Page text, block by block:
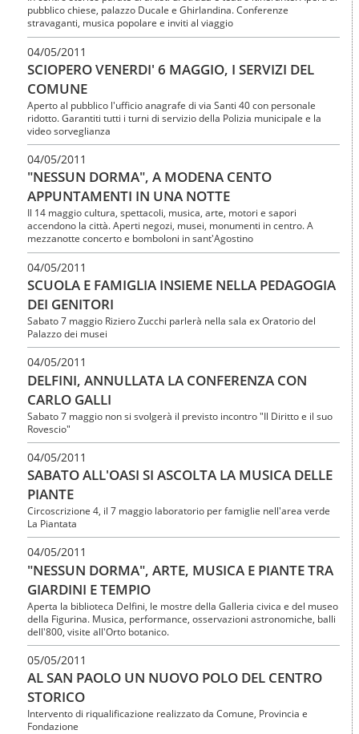
pubblico chiese, palazzo Ducale e Ghirlandina. Conferenze
stravaganti, musica popolare e inviti al viaggio
04/05/2011
SCIOPERO VENERDI' 6 MAGGIO, I SERVIZI DEL
COMUNE
Aperto al pubblico l'ufficio anagrafe di via Santi 40 con personale
ridotto. Garantiti tutti i turni di servizio della Polizia municipale e la
video sorveglianza
04/05/2011
"NESSUN DORMA", A MODENA CENTO
APPUNTAMENTI IN UNA NOTTE
Il 14 maggio cultura, spettacoli, musica, arte, motori e sapori
accendono la città. Aperti negozi, musei, monumenti in centro. A
mezzanotte concerto e bomboloni in sant'Agostino
04/05/2011
SCUOLA E FAMIGLIA INSIEME NELLA PEDAGOGIA
DEI GENITORI
Sabato 7 maggio Riziero Zucchi parlerà nella sala ex Oratorio del
Palazzo dei musei
04/05/2011
DELFINI, ANNULLATA LA CONFERENZA CON
CARLO GALLI
Sabato 7 maggio non si svolgerà il previsto incontro "Il Diritto e il suo
Rovescio"
04/05/2011
SABATO ALL'OASI SI ASCOLTA LA MUSICA DELLE
PIANTE
Circoscrizione 4, il 7 maggio laboratorio per famiglie nell'area verde
La Piantata
04/05/2011
"NESSUN DORMA", ARTE, MUSICA E PIANTE TRA
GIARDINI E TEMPIO
Aperta la biblioteca Delfini, le mostre della Galleria civica e del museo
della Figurina. Musica, performance, osservazioni astronomiche, balli
dell'800, visite all'Orto botanico.
05/05/2011
AL SAN PAOLO UN NUOVO POLO DEL CENTRO
STORICO
Intervento di riqualificazione realizzato da Comune, Provincia e
Fondazione